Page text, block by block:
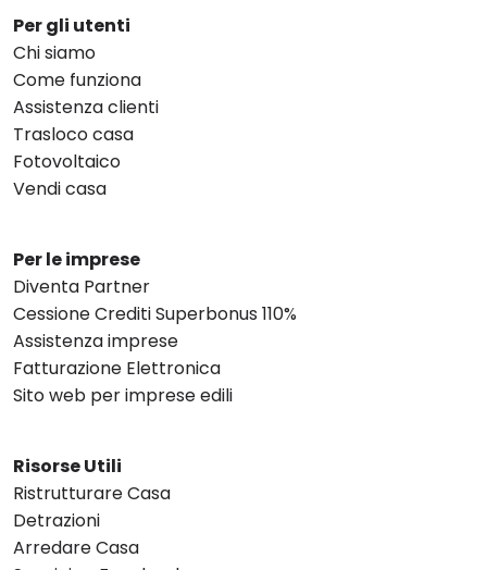
Per gli utenti
Chi siamo
Come funziona
Assistenza clienti
Trasloco casa
Fotovoltaico
Vendi casa
Per le imprese
Diventa Partner
Cessione Crediti Superbonus 110%
Assistenza imprese
Fatturazione Elettronica
Sito web per imprese edili
Risorse Utili
Ristrutturare Casa
Detrazioni
Arredare Casa